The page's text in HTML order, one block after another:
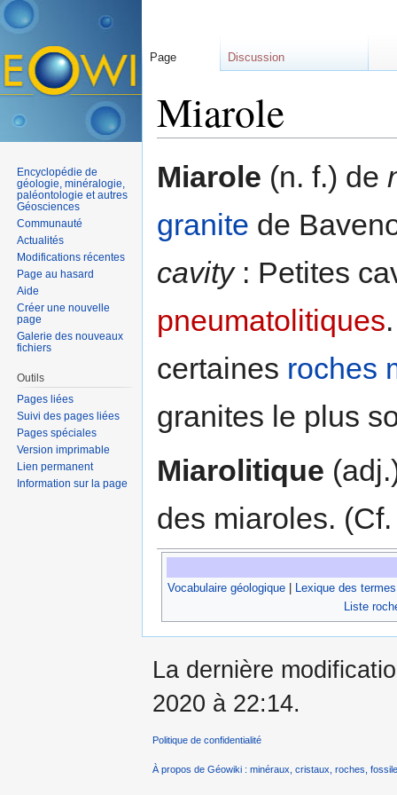
Miarole
Miarole (n. f.) de
granite de
cavity: Petites
pneumatolitiques
certaines roches
granites le plus
Miarolitique
des miaroles.
Vocabulaire géologique
Lexique des
Liste
Page Discussion
Encyclopédie de
géologie, minéralogie,
paléontologie et autres
Géosciences
Communauté
Actualités
Modifications récentes
Page au hasard
Aide
Créer une nouvelle
page
Galerie des nouveaux
fichiers
Outils
Pages liées
Suivi des pages liées
Pages spéciales
Version imprimable
Lien permanent
Information sur la page
La dernière
2020 à 22:14.
Politique de confidentialité
À propos de Géowiki : minéraux, cristaux, roches,